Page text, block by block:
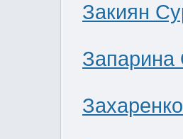
Закиян
Запарина